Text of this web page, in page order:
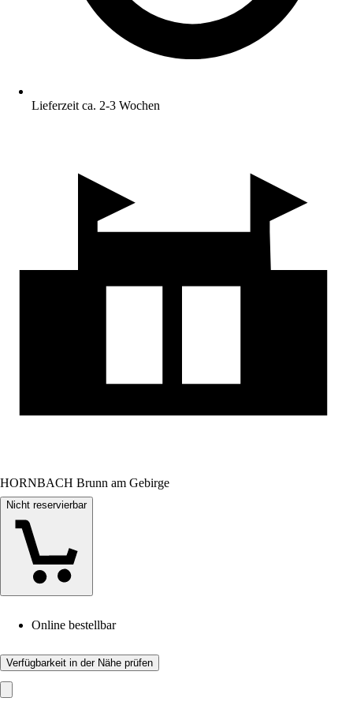
Lieferzeit ca. 2-3 Wochen
HORNBACH Brunn am Gebirge
Nicht reservierbar
Online bestellbar
Verfügbarkeit in der Nähe prüfen